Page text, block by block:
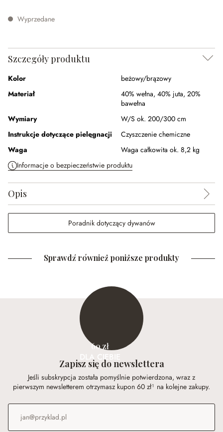
Wyprzedane
Szczegóły produktu
Kolor
beżowy/brązowy
Materiał
40% wełna, 40% juta, 20%
bawełna
Wymiary
W/S ok. 200/300 cm
Instrukcje dotyczące pielęgnacji
Czyszczenie chemiczne
Waga
Waga całkowita ok. 8,2 kg
Informacje o bezpieczeństwie produktu
Opis
Poradnik dotyczący dywanów
Sprawdź również poniższe produkty
60 zł
DLA CIEBIE
Zapisz się do newslettera
Jeśli subskrypcja została pomyślnie potwierdzona, wraz z
pierwszym newsletterem otrzymasz kupon 60 zł¹ na kolejne zakupy.
Adres e-mail